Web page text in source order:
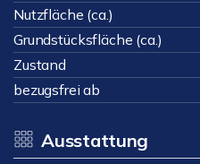
Nutzfläche (ca.)
Grundstücksfläche (ca.)
Zustand
bezugsfrei ab
Ausstattung